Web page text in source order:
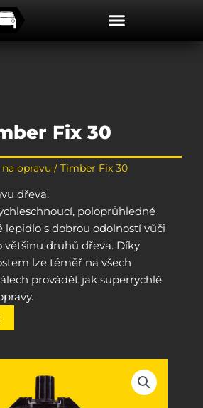
Fix 30
opravu / Timber Fix 30
dřeva.
poloprůhledné
lepidlo s dobrou odolností vůči
většinu druhů dřeva. Díky
lze téměř na všech
provádět jak superrychlé